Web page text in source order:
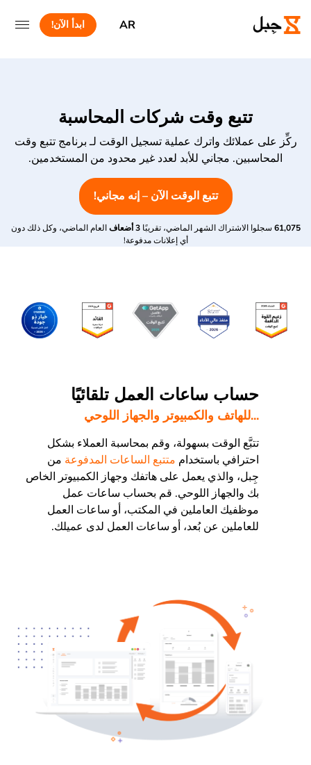
AR ابدأ الآن!
تتبع وقت شركات المحاسبة
ركِّز على عملائك واترك عملية تسجيل الوقت لـ برنامج تتبع وقت
المحاسبين. مجاني للأبد لعدد غير محدود من المستخدمين.
تتبع الوقت الآن – إنه مجاني!
61,075 سجلوا الاشتراك الشهر الماضي، تقريبًا 3 أضعاف
العام الماضي، وكل ذلك دون
أي إعلانات مدفوعة!
حساب ساعات العمل تلقائيًا
...للهاتف والكمبيوتر والجهاز اللوحي
تتبَّع الوقت بسهولة، وقم بمحاسبة العملاء بشكل
احترافي باستخدام متتبع الساعات المدفوعة من
جِبل، والذي يعمل على هاتفك وجهاز الكمبيوتر الخاص
بك والجهاز اللوحي. قم بحساب ساعات عمل
موظفيك العاملين في المكتب، أو ساعات العمل
للعاملين عن بُعد، أو ساعات العمل لدى عميلك.